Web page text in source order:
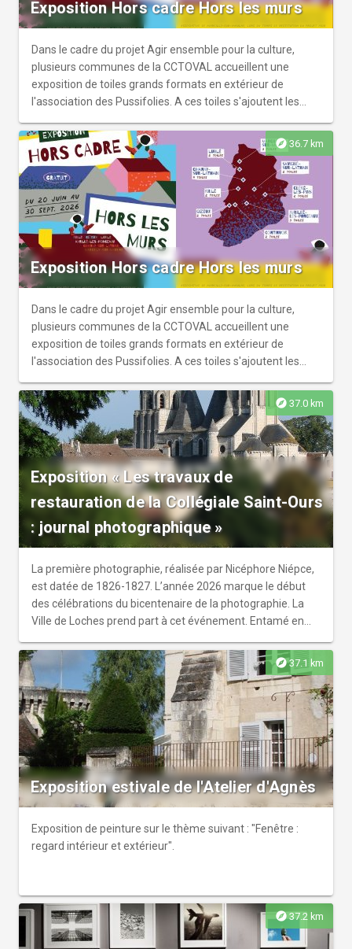
Exposition Hors cadre Hors les murs
Dans le cadre du projet Agir ensemble pour la culture,
plusieurs communes de la CCTOVAL accueillent une
exposition de toiles grands formats en extérieur de
l'association des Pussifolies. A ces toiles s'ajoutent les
des ateliers de peinture avec l'artiste Patrice Naturel sur le
thème "Quelle(s) culture(s) sur mon territoire ?". Cette
exposition vient créer un parcours pictural que les
habitants du territoire peuvent découvrir au gré de leurs
déplacements.
explore 36.7 km
Exposition Hors cadre Hors les murs
Dans le cadre du projet Agir ensemble pour la culture,
plusieurs communes de la CCTOVAL accueillent une
exposition de toiles grands formats en extérieur de
l'association des Pussifolies. A ces toiles s'ajoutent les
des ateliers de peinture avec l'artiste Patrice Naturel sur le
thème "Quelle(s) culture(s) sur mon territoire ?". Cette
exposition vient créer un parcours pictural que les
habitants du territoire peuvent découvrir au gré de leurs
déplacements.
explore 37.0 km
Exposition « Les travaux de
restauration de la Collégiale Saint-Ours
: journal photographique »
La première photographie, réalisée par Nicéphore Niépce,
est datée de 1826-1827. L’année 2026 marque le début
des célébrations du bicentenaire de la photographie. La
Ville de Loches prend part à cet événement. Entamé en
Ours a été photographié, jour après jour depuis 6 ans, par
le Caméra Photo Club du Lochois. Venez suivre les
différentes étapes de restaurations déjà menées et les
travaux à venir.
explore37.1 km
Exposition estivale de l'Atelier d'Agnès
Exposition de peinture sur le thème suivant : "Fenêtre :
regard intérieur et extérieur".
explore 37.2 km